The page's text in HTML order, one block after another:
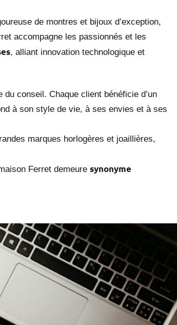
de montres et bijoux d’exception,
accompagne les passionnés et les
, alliant innovation technologique et
conseil. Chaque client bénéficie d’un
à son style de vie, à ses envies et à ses
marques horlogères et joaillières,
Ferret demeure synonyme